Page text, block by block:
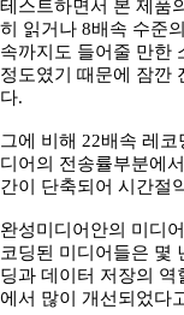
테스트하면서 본 제품
히 읽거나 8배속 수준
속까지도 들어줄 만한
정도였기 때문에 잠깐
다.
그에 비해 22배속 레
디어의 전송률부분에
간이 단축되어 시간절
완성미디어안의 미디
코딩된 미디어들은 몇
딩과 데이터 저장의
에서 많이 개선되었다